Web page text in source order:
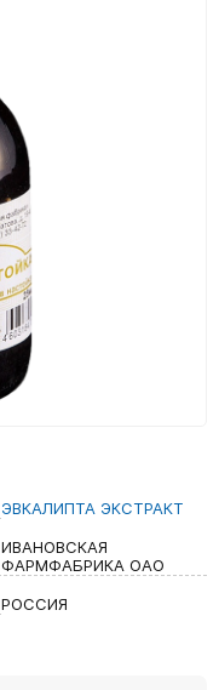
ЭВКАЛИПТА ЭКСТРАКТ
ИВАНОВСКАЯ
ФАРМФАБРИКА ОАО
РОССИЯ